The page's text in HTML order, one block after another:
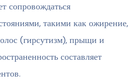
сопровождаться
такими как ожирение,
(гирсутизм), прыщи и
составляет